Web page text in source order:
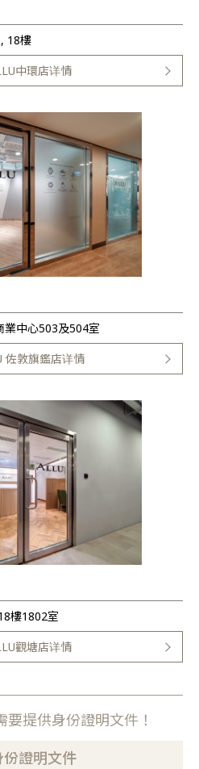
18樓
中環店详情
業中心503及504室
佐敦旗鑑店详情
樓1802室
觀塘店详情
提供身份證明文件！
證明文件